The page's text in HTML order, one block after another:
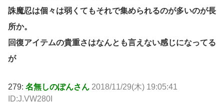
誅魔忍は個々は弱くてもそれで集められるのが多いのが長
所か。
回復アイテムの貴重さはなんとも言えない感じになってる
が
279: 名無しのぽんさん 2018/11/29(木) 19:05:41
ID:J.VW280I